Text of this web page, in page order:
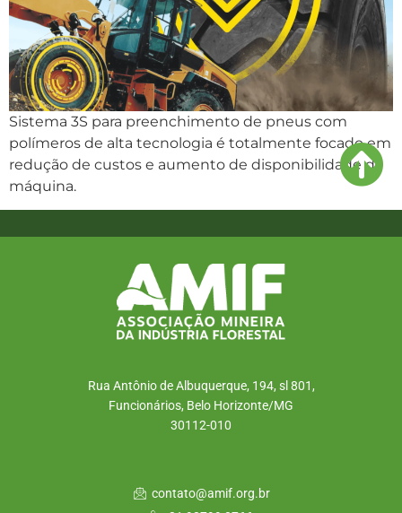
Sistema 3S para preenchimento de pneus com
polímeros de alta tecnologia é totalmente focado em
redução de custos e aumento de disponibilidade da
máquina.
Rua Antônio de Albuquerque, 194, sl 801,
Funcionários, Belo Horizonte/MG
30112-010
contato@amif.org.br